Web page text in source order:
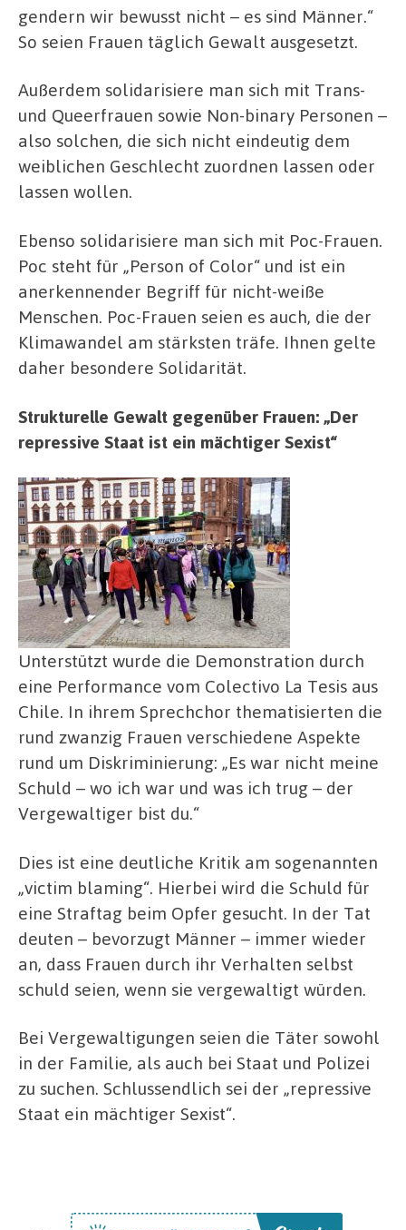
gendern wir bewusst nicht – es sind Männer.“
So seien Frauen täglich Gewalt ausgesetzt.
Außerdem solidarisiere man sich mit Trans-
und Queerfrauen sowie Non-binary Personen –
also solchen, die sich nicht eindeutig dem
weiblichen Geschlecht zuordnen lassen oder
lassen wollen.
Ebenso solidarisiere man sich mit Poc-Frauen.
Poc steht für „Person of Color“ und ist ein
anerkennender Begriff für nicht-weiße
Menschen. Poc-Frauen seien es auch, die der
Klimawandel am stärksten träfe. Ihnen gelte
daher besondere Solidarität.
Strukturelle Gewalt gegenüber Frauen: „Der
repressive Staat ist ein mächtiger Sexist“
Unterstützt wurde die Demonstration durch
eine Performance vom Colectivo La Tesis aus
Chile. In ihrem Sprechchor thematisierten die
rund zwanzig Frauen verschiedene Aspekte
rund um Diskriminierung: „Es war nicht meine
Schuld – wo ich war und was ich trug – der
Vergewaltiger bist du.“
Dies ist eine deutliche Kritik am sogenannten
„victim blaming“. Hierbei wird die Schuld für
eine Straftag beim Opfer gesucht. In der Tat
deuten – bevorzugt Männer – immer wieder
an, dass Frauen durch ihr Verhalten selbst
schuld seien, wenn sie vergewaltigt würden.
Bei Vergewaltigungen seien die Täter sowohl
in der Familie, als auch bei Staat und Polizei
zu suchen. Schlussendlich sei der „repressive
Staat ein mächtiger Sexist“.